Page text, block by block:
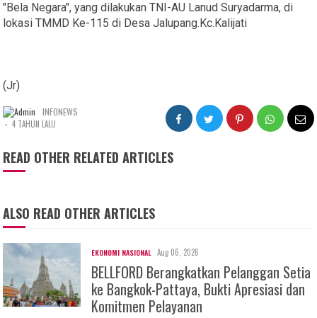
"Bela Negara", yang dilakukan TNI-AU Lanud Suryadarma, di
lokasi TMMD Ke-115 di Desa Jalupang.Kc.Kalijati
(Jr)
INFONEWS
- 4 TAHUN LALU
READ OTHER RELATED ARTICLES
ALSO READ OTHER ARTICLES
EKONOMI NASIONAL Aug 06, 2026
BELLFORD Berangkatkan Pelanggan Setia
ke Bangkok-Pattaya, Bukti Apresiasi dan
Komitmen Pelayanan